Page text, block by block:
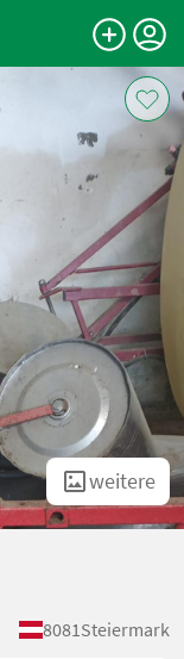
weitere
8081Steiermark